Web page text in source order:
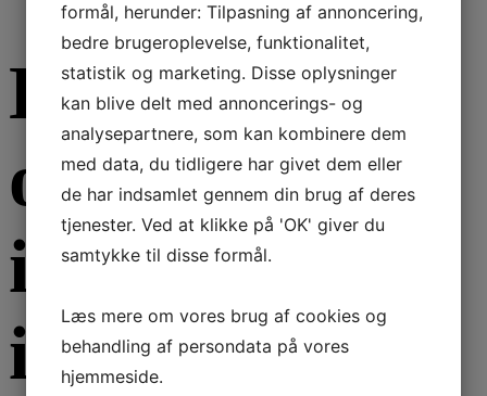
Du kunne
også være
interesseret
i...
formål, herunder: Tilpasning af annoncering,
bedre brugeroplevelse, funktionalitet,
statistik og marketing. Disse oplysninger
kan blive delt med annoncerings- og
analysepartnere, som kan kombinere dem
med data, du tidligere har givet dem eller
de har indsamlet gennem din brug af deres
tjenester. Ved at klikke på 'OK' giver du
samtykke til disse formål.
Læs mere om vores brug af cookies og
behandling af persondata på vores
hjemmeside.